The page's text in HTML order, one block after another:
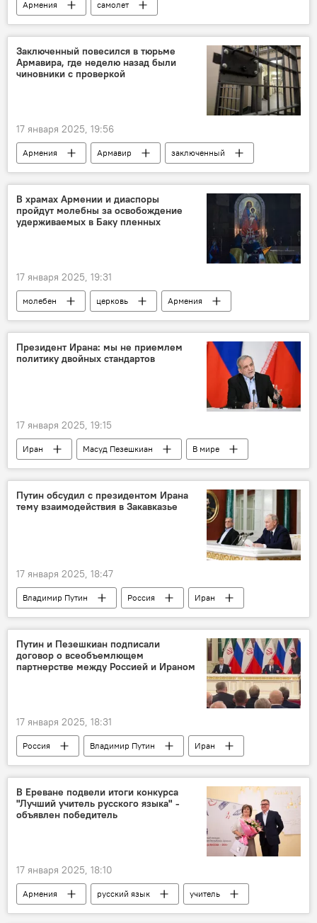
Армения
самолет
Минеральные Воды
Общество
Новости Армения
Заключенный повесился в тюрьме
Армавира, где неделю назад были
чиновники с проверкой
17 января 2025, 19:56
Армения Армавир
заключенный
происшествие
Новости Армения
В храмах Армении и диаспоры
пройдут молебны за освобождение
удерживаемых в Баку пленных
17 января 2025, 19:31
молебен церковь
Армения
Новости Армения
Азербайджан
Президент Ирана: мы не приемлем
политику двойных стандартов
17 января 2025, 19:15
Иран Масуд Пезешкиан В мире
Путин обсудил с президентом Ирана
тему взаимодействия в Закавказье
17 января 2025, 18:47
Владимир Путин Россия Иран
Путин и Пезешкиан подписали
договор о всеобъемлющем
партнерстве между Россией и Ираном
17 января 2025, 18:31
Россия Владимир Путин
Иран
Масуд Пезешкиан
Договор Видео
В Ереване подвели итоги конкурса
"Лучший учитель русского языка" -
объявлен победитель
17 января 2025, 18:10
Армения русский язык
учитель
Общество
Новости Армения